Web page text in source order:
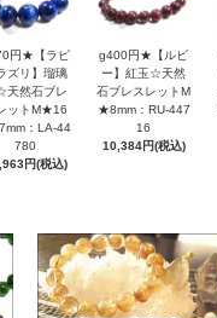
円★【ラピ
ズリ】瑠璃
天然石ブレ
ットM★16
：LA-44
780
円(税込)
g400円★【ルビ
ー】紅玉☆天然
石ブレスレットM
★8mm：RU-447
16
10,384円(税込)